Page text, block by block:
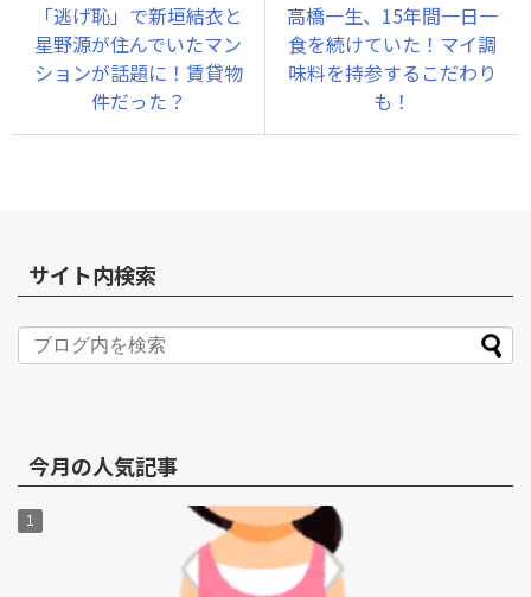
「逃げ恥」で新垣結衣と
星野源が住んでいたマン
ションが話題に！賃貸物
件だった？
高橋一生、15年間一日一
食を続けていた！マイ調
味料を持参するこだわり
も！
サイト内検索
今月の人気記事